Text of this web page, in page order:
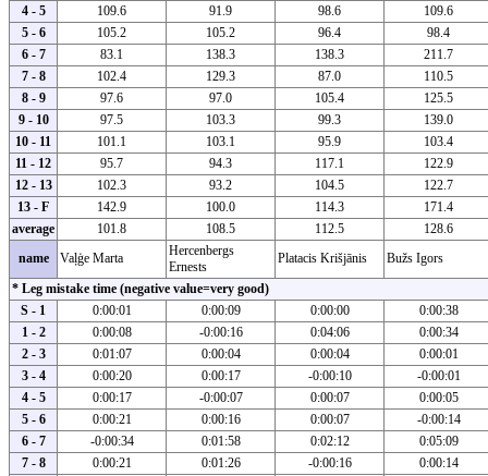
4 - 5
109.6 91.9 98.6
109.6
5 - 6
105.2 105.2 96.4
98.4
6 - 7
83.1 138.3 138.3
211.7
7 - 8
102.4 129.3 87.0
110.5
8 - 9
97.6 97.0 105.4
125.5
9 - 10
97.5 103.3 99.3
139.0
10 - 11
101.1 103.1 95.9
103.4
11 - 12
95.7 94.3 117.1
122.9
12 - 13
102.3 93.2 104.5
122.7
13 - F
142.9 100.0 114.3
171.4
average
101.8 108.5 112.5
128.6
name
Vaļģe Marta
Hercenbergs
Ernests
Platacis Krišjānis
Bužs Igors
* Leg mistake time (negative value=very good)
S - 1
0:00:01 0:00:09 0:00:00
0:00:38
1 - 2
0:00:08 -0:00:16 0:04:06
0:00:34
2 - 3
0:01:07 0:00:04 0:00:04
0:00:01
3 - 4
0:00:20 0:00:17 -0:00:10
-0:00:01
4 - 5
0:00:17 -0:00:07 0:00:07
0:00:05
5 - 6
0:00:21 0:00:16 0:00:07
-0:00:14
6 - 7
-0:00:34 0:01:58 0:02:12
0:05:09
7 - 8
0:00:21 0:01:26 -0:00:16
0:00:14